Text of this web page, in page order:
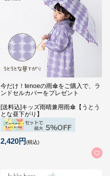
今だけ！tenoeの雨傘をご購入で、ラ
ンドセルカバーをプレゼント
[送料込]キッズ雨晴兼用雨傘【うとう
とな昼下がり】
2,420円(税込)